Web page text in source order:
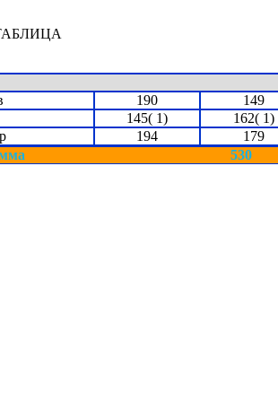
190 149
145( 1)
162( 1)
194 179
530